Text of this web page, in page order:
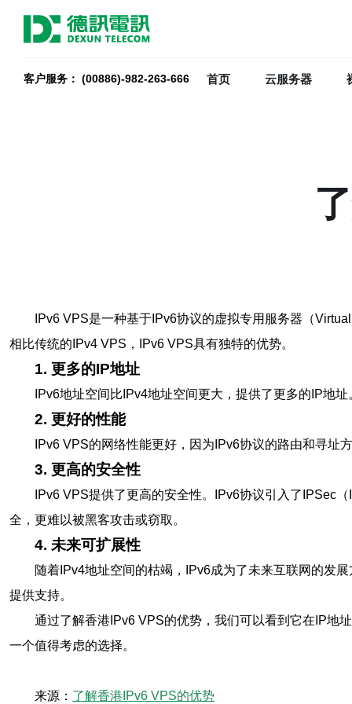
客户服务： (00886)-982-263-666 首页 云服务器
IPv6 VPS是一种基于IPv6协议的虚拟专用服务器（
相比传统的IPv4 VPS，IPv6 VPS具有独特的优势。
1. 更多的IP地址
IPv6地址空间比IPv4地址空间更大，提供了更多的IP地
2. 更好的性能
IPv6 VPS的网络性能更好，因为IPv6协议的路由和寻
3. 更高的安全性
IPv6 VPS提供了更高的安全性。IPv6协议引入了IPSec
全，更难以被黑客攻击或窃取。
4. 未来可扩展性
随着IPv4地址空间的枯竭，IPv6成为了未来互联网的发
提供支持。
通过了解香港IPv6 VPS的优势，我们可以看到它在IP地
一个值得考虑的选择。
来源： 了解香港IPv6 VPS的优势